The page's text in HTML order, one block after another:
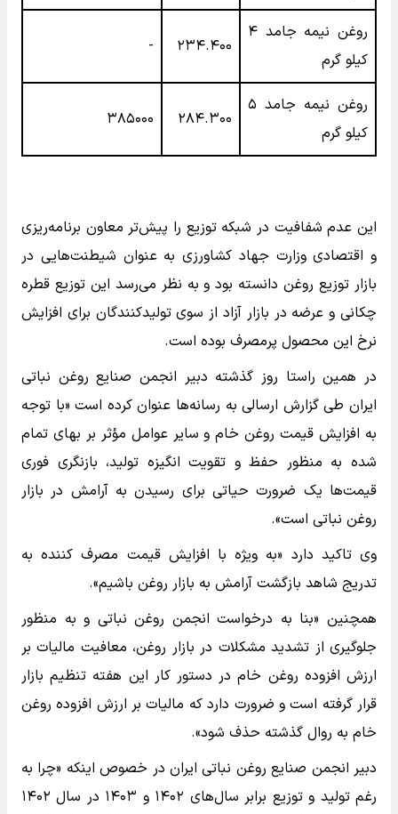
روغن نیمه جامد ۴
کیلو گرم
۲۳۴.۴۰۰ -
روغن نیمه جامد ۵
کیلو گرم
۲۸۴.۳۰۰ ۳۸۵۰۰۰
این عدم شفافیت در شبکه توزیع را پیش‌تر معاون برنامه‌ریزی
و اقتصادی وزارت جهاد کشاورزی به عنوان شیطنت‌هایی در
بازار توزیع روغن دانسته بود و به نظر می‌رسد این توزیع قطره
چکانی و عرضه در بازار آزاد از سوی تولیدکنندگان برای افزایش
نرخ این محصول پرمصرف بوده است.
در همین راستا روز گذشته دبیر انجمن صنایع روغن نباتی
ایران طی گزارش ارسالی به رسانه‌ها عنوان کرده است «با توجه
به افزایش قیمت روغن خام و سایر عوامل مؤثر بر بهای تمام
شده به منظور حفظ و تقویت انگیزه تولید، بازنگری فوری
قیمت‌ها یک ضرورت حیاتی برای رسیدن به آرامش در بازار
روغن نباتی است».
وی تاکید دارد «به ویژه با افزایش قیمت مصرف کننده به
تدریج شاهد بازگشت آرامش به بازار روغن باشیم».
همچنین «بنا به درخواست انجمن روغن نباتی و به منظور
جلوگیری از تشدید مشکلات در بازار روغن، معافیت مالیات بر
ارزش افزوده روغن خام در دستور کار این هفته تنظیم بازار
قرار گرفته است و ضرورت دارد که مالیات بر ارزش افزوده روغن
خام به روال گذشته حذف شود».
دبیر انجمن صنایع روغن نباتی ایران در خصوص اینکه «چرا به
رغم تولید و توزیع برابر سال‌های ۱۴۰۲ و ۱۴۰۳ در سال ۱۴۰۲